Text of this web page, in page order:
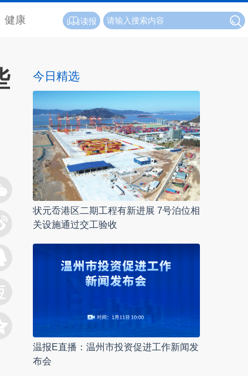
健康 读报
今日精选
状元岙港区二期工程有新进展 7号泊位相
关设施通过交工验收
温报E直播：温州市投资促进工作新闻发
布会